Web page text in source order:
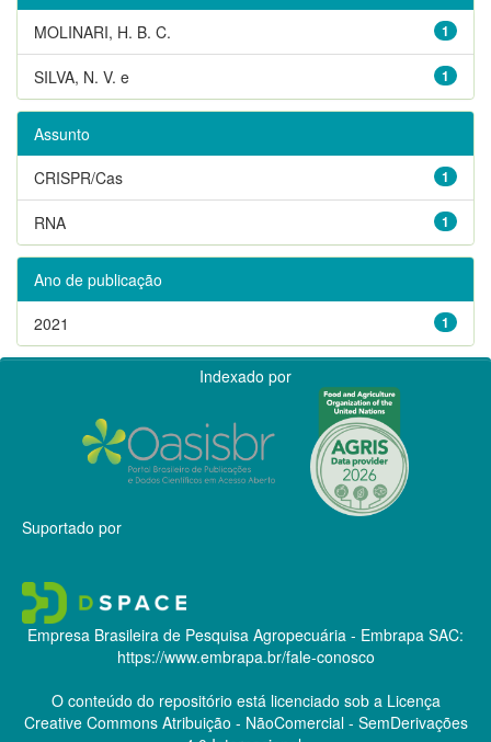
1
MOLINARI, H. B. C.
1
SILVA, N. V. e
Assunto
1
CRISPR/Cas
1
RNA
Ano de publicação
1
2021
Indexado por
Suportado por
Empresa Brasileira de Pesquisa Agropecuária - Embrapa SAC:
https://www.embrapa.br/fale-conosco
O conteúdo do repositório está licenciado sob a Licença
Creative CommonsAtribuição - NãoComercial - SemDerivações